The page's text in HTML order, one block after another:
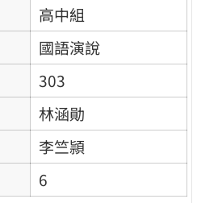
高中組
國語演說
303
林涵勛
李竺頴
6